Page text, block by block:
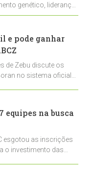
genético, liderança
e pode ganhar
de Zebu discute os
no sistema oficial
equipes na busca
esgotou as inscrições
o investimento das